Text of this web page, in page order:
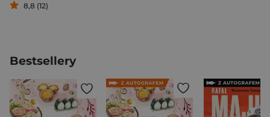
8,8 (12)
Bestsellery